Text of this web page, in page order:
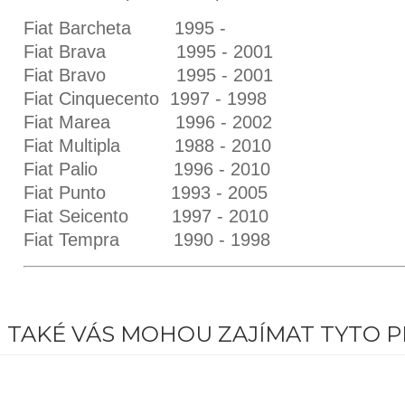
Fiat Barcheta 1995 -
Fiat Brava 1995 - 2001
Fiat Bravo 1995 - 2001
Fiat Cinquecento 1997 - 1998
Fiat Marea 1996 - 2002
Fiat Multipla 1988 - 2010
Fiat Palio 1996 - 2010
Fiat Punto 1993 - 2005
Fiat Seicento 1997 - 2010
Fiat Tempra 1990 - 1998
TAKÉ VÁS MOHOU ZAJÍMAT TYTO